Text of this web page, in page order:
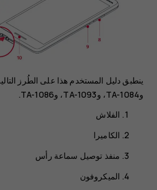
وTA-1084، وTA-1093، وTA-1086.
الفلاش
الكاميرا
منفذ توصيل سماعة رأس
الميكروفون